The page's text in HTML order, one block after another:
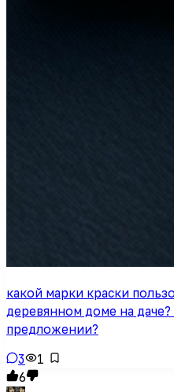
какой марки краски
деревянном доме на даче?
предложении?
3
1
6